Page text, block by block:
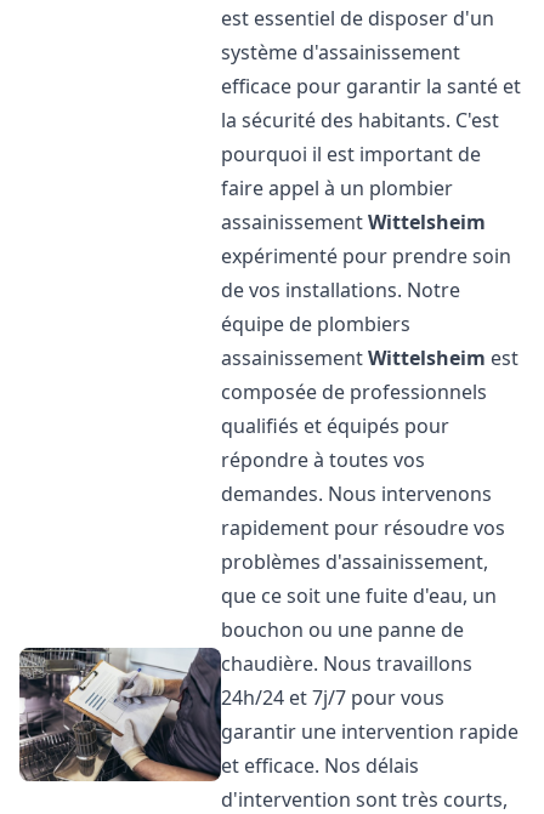
est essentiel de disposer d'un
système d'assainissement
efficace pour garantir la santé et
la sécurité des habitants. C'est
pourquoi il est important de
faire appel à un plombier
assainissementWittelsheim
expérimenté pour prendre soin
de vos installations. Notre
équipe de plombiers
assainissementWittelsheim est
composée de professionnels
qualifiés et équipés pour
répondre à toutes vos
demandes. Nous intervenons
rapidement pour résoudre vos
problèmes d'assainissement,
que ce soit une fuite d'eau, un
bouchon ou une panne de
chaudière. Nous travaillons
24h/24 et 7j/7 pour vous
garantir une intervention rapide
et efficace. Nos délais
d'intervention sont très courts,